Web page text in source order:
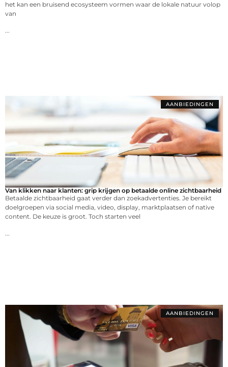
het kan een bruisend ecosysteem vormen waar de lokale natuur volop
van
AANBIEDINGEN
Van klikken naar klanten: grip krijgen op betaalde online zichtbaarheid
Betaalde zichtbaarheid gaat verder dan zoekadvertenties. Je bereikt
doelgroepen via social media, video, display, marktplaatsen of native
content. De keuze is groot. Toch starten veel
AANBIEDINGEN